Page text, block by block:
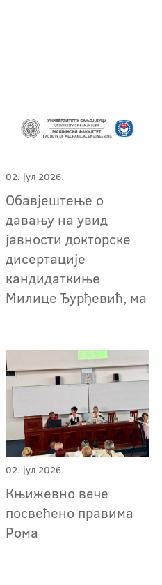
02. јул 2026.
Обавјештење о
давању на увид
јавности докторске
дисертације
кандидаткиње
Милице Ђурђевић, ма
02. јул 2026.
Књижевно вече
посвећено правима
Рома